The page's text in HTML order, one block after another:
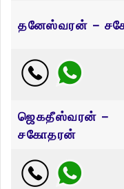
தனேஸ்வரன் –
ஜெகதீஸ்வரன் –
சகோதரன்